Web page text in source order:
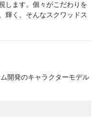
します。個々がこだわりを
輝く。そんなスクワッドス
開発のキャラクターモデル